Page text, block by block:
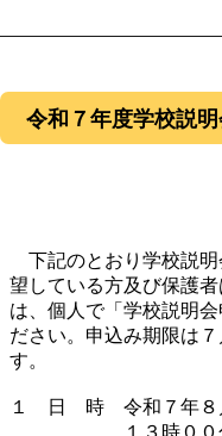
令和７年度学校説
下記のとおり学校説明
望している方及び保護
は、個人で「学校説明
ださい。申込み期限は
す。
１ 日 時 令和７年８
１３時００分（開